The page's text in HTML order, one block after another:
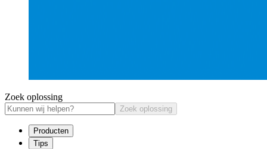
Zoek oplossing
Zoek oplossing
Producten
Tips